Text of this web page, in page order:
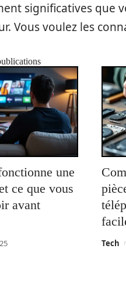
significatives que
Vous voulez les
une
ce que vous
avant
Tech